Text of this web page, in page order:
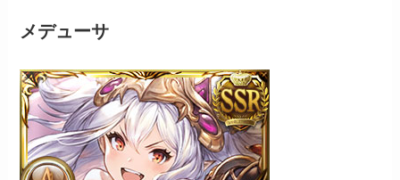
メデューサ